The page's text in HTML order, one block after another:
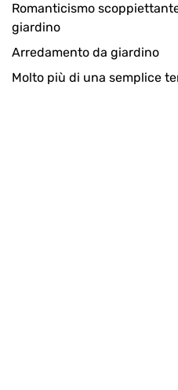
Romanticismo
giardino
Arredamento da giardino
Molto più di una semplice